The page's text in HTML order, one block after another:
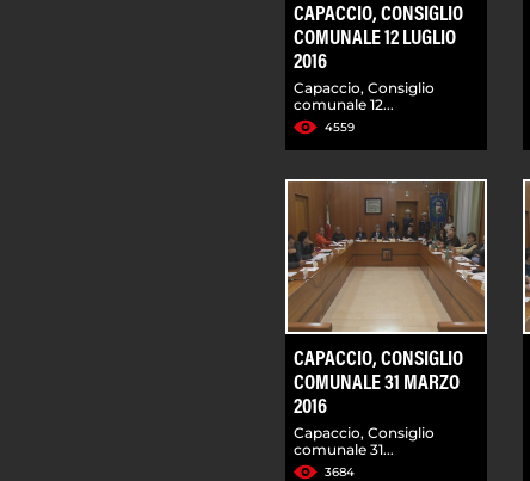
CAPACCIO, CONSIGLIO
COMUNALE 12 LUGLIO
2016
Capaccio, Consiglio
comunale 12...
4559
CAPACCIO, CONSIGLIO
COMUNALE 31 MARZO
2016
Capaccio, Consiglio
comunale 31...
3684